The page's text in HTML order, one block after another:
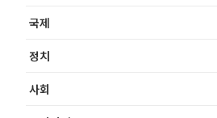
국제
정치
사회